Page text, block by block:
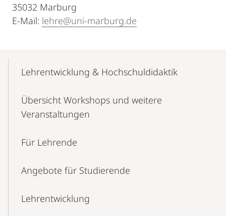
35032 Marburg
E-Mail: lehre@uni-marburg.de
NavigationLehrentwicklung & Hochschuldidaktik
Übersicht Workshops und weitere
Veranstaltungen
Für Lehrende
Angebote für Studierende
Lehrentwicklung